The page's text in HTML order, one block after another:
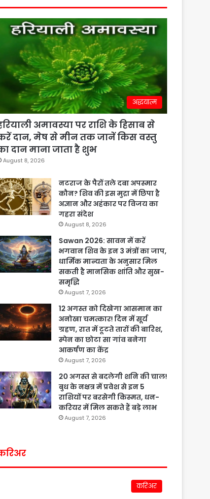
अद्धयात्म
अमावस्या पर राशि के हिसाब से
दान, मेष से मीन तक जानें किस वस्तु
दान माना जाता है शुभ
August 8, 2026
नटराज के पैरों तले दबा अपस्मार
कौन? शिव की इस मुद्रा में छिपा है
अज्ञान और अहंकार पर विजय का
गहरा संदेश
August 8, 2026
Sawan 2026: सावन में करें
भगवान शिव के इन 3 मंत्रों का जाप,
धार्मिक मान्यता के अनुसार मिल
सकती है मानसिक शांति और सुख-
समृद्धि
August 7, 2026
12 अगस्त को दिखेगा आसमान का
अनोखा चमत्कार! दिन में सूर्य
ग्रहण, रात में टूटते तारों की बारिश,
स्पेन का छोटा सा गांव बनेगा
आकर्षण का केंद्र
August 7, 2026
20 अगस्त से बदलेगी शनि की चाल!
बुध के नक्षत्र में प्रवेश से इन 5
राशियों पर बरसेगी किस्मत, धन-
करियर में मिल सकते हैं बड़े लाभ
August 7, 2026
करिअर